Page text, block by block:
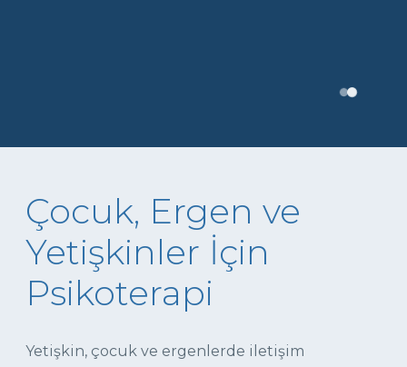
Çocuk, Ergen ve
Yetişkinler İçin
Psikoterapi
Yetişkin, çocuk ve ergenlerde iletişim